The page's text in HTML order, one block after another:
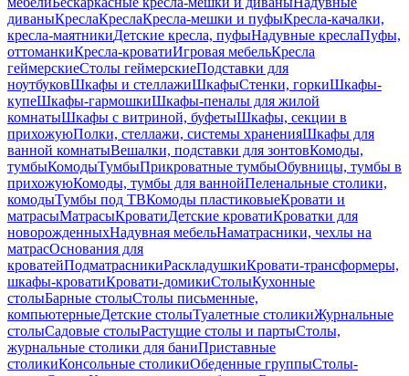
диваныКреслаКреслаКресла-мешки и пуфыКресла-качалки,
кресла-маятникиДетские кресла, пуфыНадувные креслаПуфы,
оттоманкиКресла-кроватиИгровая мебельКресла
геймерскиеСтолы геймерскиеПодставки для
ноутбуковШкафы и стеллажиШкафыСтенки, горкиШкафы-
купеШкафы-гармошкиШкафы-пеналы для жилой
комнатыШкафы с витриной, буфетыШкафы, секции в
прихожуюПолки, стеллажи, системы храненияШкафы для
ванной комнатыВешалки, подставки для зонтовКомоды,
тумбыКомодыТумбыПрикроватные тумбыОбувницы, тумбы в
прихожуюКомоды, тумбы для ваннойПеленальные столики,
комодыТумбы под ТВКомоды пластиковыеКровати и
матрасыМатрасыКроватиДетские кроватиКроватки для
новорожденныхНадувная мебельНаматрасники, чехлы на
матрасОснования для
кроватейПодматрасникиРаскладушкиКровати-трансформеры,
шкафы-кроватиКровати-домикиСтолыКухонные
столыБарные столыСтолы письменные,
компьютерныеДетские столыТуалетные столикиЖурнальные
столыСадовые столыРастущие столы и партыСтолы,
журнальные столики для баниПриставные
столикиКонсольные столикиОбеденные группыСтолы-